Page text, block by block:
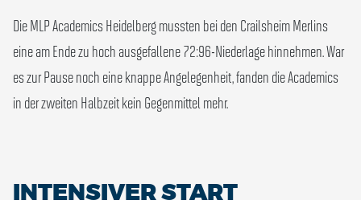
Die MLP Academics Heidelberg mussten bei den Crailsheim Merlins
eine am Ende zu hoch ausgefallene 72:96-Niederlage hinnehmen. War
es zur Pause noch eine knappe Angelegenheit, fanden die Academics
in der zweiten Halbzeit kein Gegenmittel mehr.
INTENSIVER START